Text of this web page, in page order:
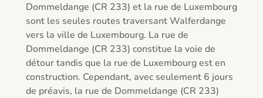
Dommeldange (CR 233) et la rue de Luxembourg
sont les seules routes traversant Walferdange
vers la ville de Luxembourg. La rue de
Dommeldange (CR 233) constitue la voie de
détour tandis que la rue de Luxembourg est en
construction. Cependant, avec seulement 6 jours
de préavis, la rue de Dommeldange (CR 233)